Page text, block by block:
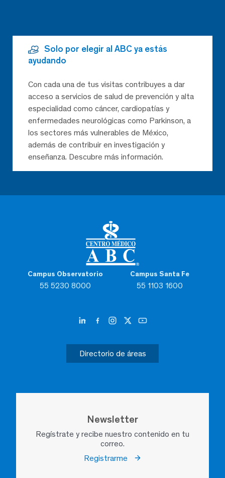
Campus Observatorio
55 5230 8000
Campus Santa Fe
55 1103 1600
Directorio de áreas
Newsletter
Regístrate y recibe nuestro contenido en tu
correo.
Registrarme
Solo por elegir al ABC ya estás
ayudando
Con cada una de tus visitas contribuyes a dar
acceso a servicios de salud de prevención y alta
especialidad como cáncer, cardiopatías y
enfermedades neurológicas como Parkinson, a
los sectores más vulnerables de México,
además de contribuir en investigación y
enseñanza. Descubre más información.